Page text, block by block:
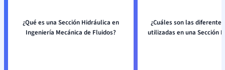
¿Qué es una Sección Hidráulica en
Ingeniería Mecánica de Fluidos?
¿Cuáles son las
utilizadas en una Sección